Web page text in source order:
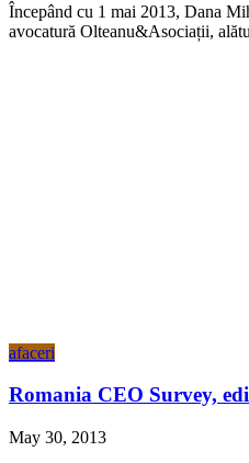
Începând cu 1 mai 2013, Dana
avocatură Olteanu&Asociații,
afaceri
Romania CEO Survey,
May 30, 2013